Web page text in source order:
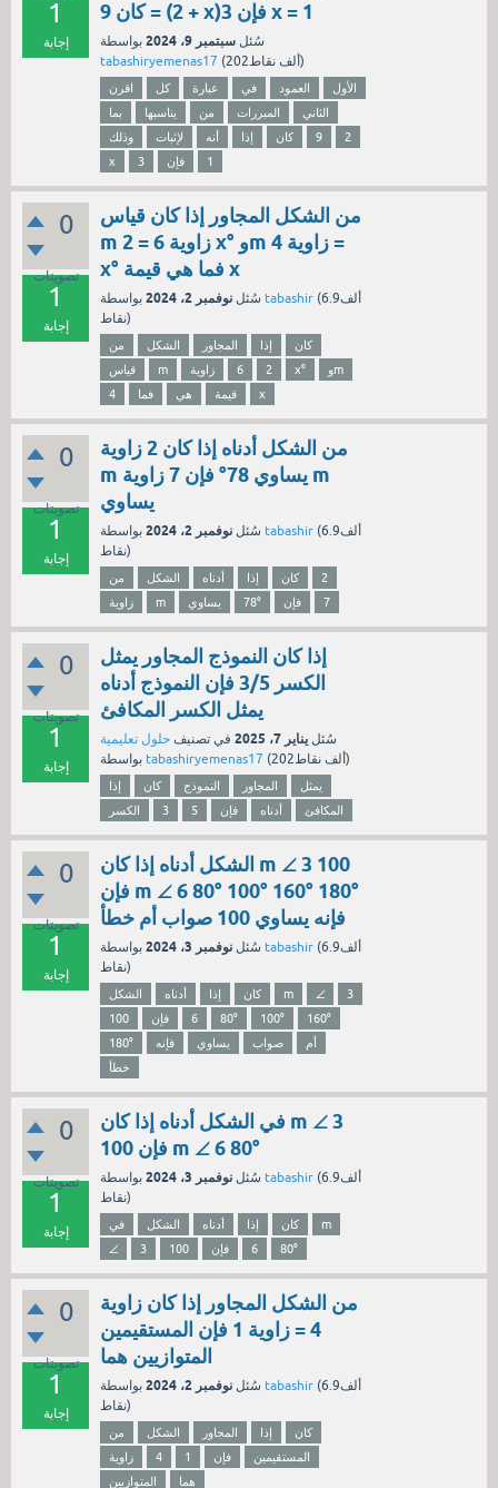
1
إجابة
كان 9 = (2 + x)3 فإن x = 1
سُئل سبتمبر 9، 2024
بواسطة
tabashiryemenas17 ( 202ألفنقاط)
اقرن كل عبارة في العمود
الأول
بما
يناسبها من المبررات
الثاني
وذلك
لإثبات أنه إذا كان 9
2
x
3 فإن 1
0
تصويتات
1
إجابة
من الشكل المجاور إذا كان قياس
m زاوية 6 = 2 x° وm زاوية 4 =
x° فما هي قيمة x
سُئل نوفمبر 2، 2024 tabashir (
6.9ألف
نقاط)
من الشكل المجاور إذا
كان
قياس
m زاوية 6 2 x°
وm
4
فما هي قيمة x
0
تصويتات
1
إجابة
من الشكل أدناه إذا كان 2 زاوية
m يساوي 78° فإن 7 زاوية m
يساوي
سُئل نوفمبر 2، 2024 tabashir (
6.9ألف
نقاط)
من الشكل أدناه إذا كان
2
زاوية
m يساوي 78° فإن 7
0
تصويتات
1
إجابة
إذا كان النموذج المجاور يمثل
الكسر 3/5 فإن النموذج أدناه
يمثل الكسر المكافئ
سُئل يناير 7، 2025 في تصنيف حلول تعليمية
tabashiryemenas17 ( 202ألفنقاط)
إذا كان النموذج المجاور
يمثل
الكسر
3 5 فإن أدناه المكافئ
0
تصويتات
1
إجابة
الشكل أدناه إذا كان m ∠ 3 100
فإن m ∠ 6 80° 100° 160° 180°
فإنه يساوي 100 صواب أم خطأ
سُئل نوفمبر 3، 2024 tabashir (
6.9ألف
نقاط)
الشكل أدناه إذا كان m ∠
3
100
فإن 6 80° 100°
160°
180°
فإنه يساوي صواب
أم
خطأ
0
تصويتات
1
إجابة
في الشكل أدناه إذا كان m ∠ 3
100 فإن m ∠ 6 80°
سُئل نوفمبر 3، 2024 tabashir (
6.9ألف
نقاط)
في الشكل أدناه إذا كان
m
∠
3 100 فإن 6 80°
0
تصويتات
1
إجابة
من الشكل المجاور إذا كان زاوية
4 = زاوية 1 فإن المستقيمين
المتوازيين هما
سُئل نوفمبر 2، 2024 tabashir (
6.9ألف
نقاط)
من الشكل المجاور إذا
كان
زاوية
4 1 فإن
المستقيمين
المتوازيين
هما